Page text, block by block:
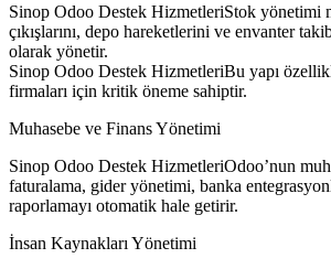
Sinop Odoo Destek HizmetleriStok yönetimi
çıkışlarını, depo hareketlerini ve envanter
olarak yönetir.
Sinop Odoo Destek HizmetleriBu yapı
firmaları için kritik öneme sahiptir.
Muhasebe ve Finans Yönetimi
Sinop Odoo Destek HizmetleriOdoo’nun
faturalama, gider yönetimi, banka
raporlamayı otomatik hale getirir.
İnsan Kaynakları Yönetimi